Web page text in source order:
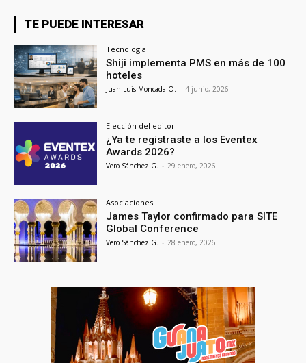
TE PUEDE INTERESAR
Tecnología
Shiji implementa PMS en más de 100
hoteles
Juan Luis Moncada O. - 4 junio, 2026
Elección del editor
¿Ya te registraste a los Eventex
Awards 2026?
Vero Sánchez G. - 29 enero, 2026
Asociaciones
James Taylor confirmado para SITE
Global Conference
Vero Sánchez G. - 28 enero, 2026